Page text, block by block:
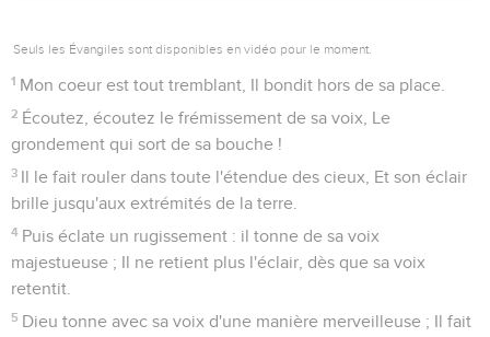
Seuls les Évangiles sont disponibles en vidéo pour le moment.
1 Mon coeur est tout tremblant, Il bondit hors de sa place.
2 Écoutez, écoutez le frémissement de sa voix, Le
grondement qui sort de sa bouche !
3 Il le fait rouler dans toute l'étendue des cieux, Et son éclair
brille jusqu'aux extrémités de la terre.
4 Puis éclate un rugissement : il tonne de sa voix
majestueuse ; Il ne retient plus l'éclair, dès que sa voix
retentit.
5 Dieu tonne avec sa voix d'une manière merveilleuse ; Il fait